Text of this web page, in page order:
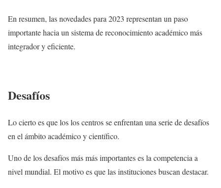
En resumen, las novedades para 2023 representan un paso
importante hacia un sistema de reconocimiento académico más
integrador y eficiente.
Desafíos
Lo cierto es que los los centros se enfrentan una serie de desafíos
en el ámbito académico y científico.
Uno de los desafíos más más importantes es la competencia a
nivel mundial. El motivo es que las instituciones buscan destacar.